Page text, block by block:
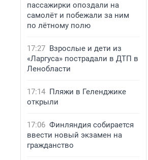
пассажирки опоздали на
самолёт и побежали за ним
по лётному полю
17:27 Взрослые и дети из
«Ларгуса» пострадали в ДТП в
Ленобласти
17:14 Пляжи в Геленджике
открыли
17:06 Финляндия собирается
ввести новый экзамен на
гражданство